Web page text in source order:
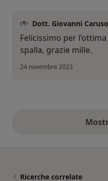
Dott. Giovanni Caruso
Felicissimo per
spalla, grazie mille.
24 novembre 2023
Ricerche correlate